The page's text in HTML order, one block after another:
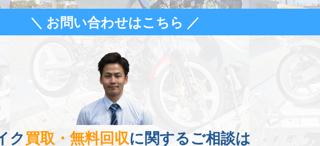
＼ お問い合わせはこちら ／
ク 買取・無料回収に関するご相談は